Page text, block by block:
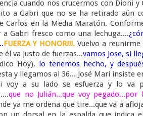
cuando nos crucermos con Dioni y
a Gabri que no se ha retirado aún
Carlos en la Media Maratón.
Gabri fresco como una lechuga....
FUERZA Y HONOR!!!. Vuelvo a reunirme
él va justo de fuerzas...vamos Jose, si
Hoy), lo tenemos hecho, y
y llegamos al 36... José Mari insiste
a su lado se esfuerza y lo va
que no Julián...que voy
ya me ordena que tire...que va a